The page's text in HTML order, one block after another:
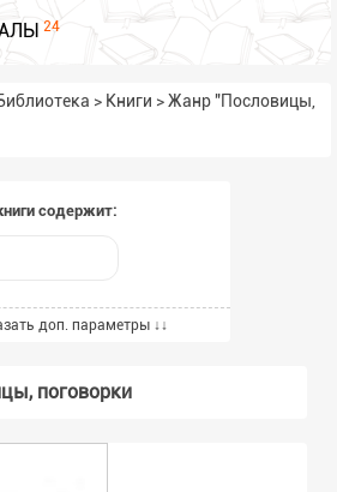
24
> Книги >Жанр "Пословицы,
содержит:
жанры
-1
жанры
из списка
доп. параметры ↓↓
поговорки